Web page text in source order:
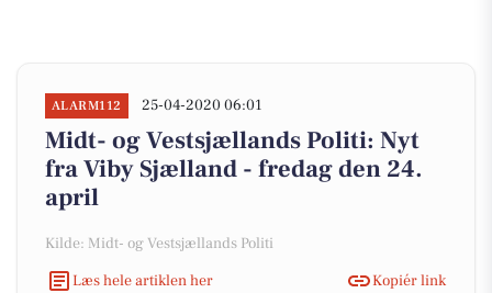
ALARM112 25-04-2020 06:01
Midt- og Vestsjællands Politi: Nyt
fra Viby Sjælland - fredag den 24.
april
Kilde: Midt- og Vestsjællands Politi
Læs hele artiklen her
Kopiér link